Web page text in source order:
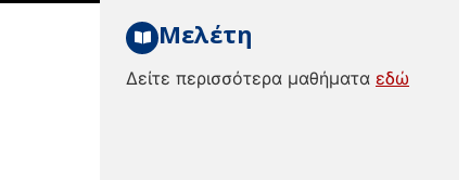
Μελέτη
Δείτε περισσότερα μαθήματα εδώ